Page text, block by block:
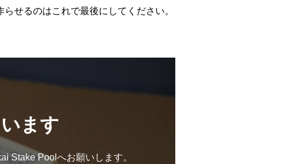
せるのはこれで最後にしてください。
ます
Stake Poolへお願いします。